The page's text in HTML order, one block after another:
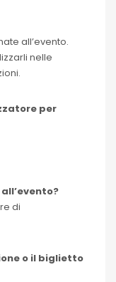
all’evento.
nelle
per
di
o il biglietto